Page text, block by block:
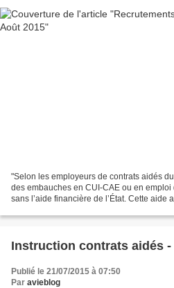
"Selon les employeurs de contrats aidés
des embauches en CUI-CAE ou en emploi
sans l’aide financière de l’État. Cette aide
Instruction contrats aidés -
Publié le 21/07/2015 à 07:50
Par avieblog